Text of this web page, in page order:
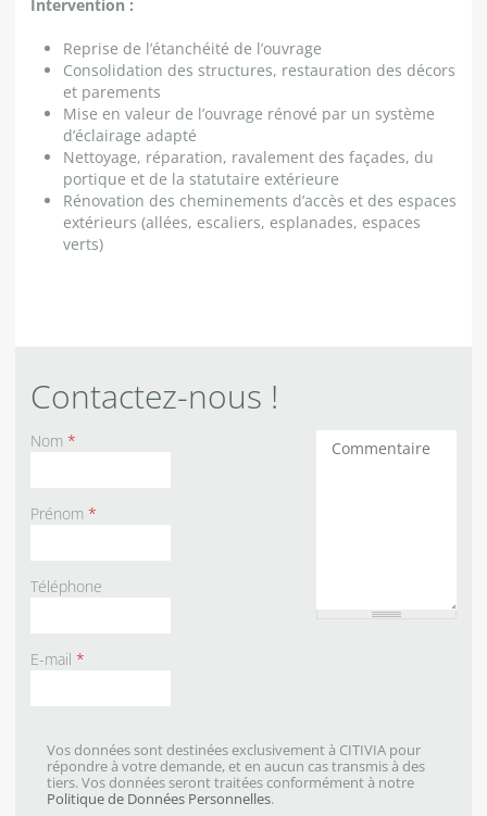
Intervention :
Reprise de l’étanchéité de l’ouvrage
Consolidation des structures, restauration des décors
et parements
Mise en valeur de l’ouvrage rénové par un système
d’éclairage adapté
Nettoyage, réparation, ravalement des façades, du
portique et de la statutaire extérieure
Rénovation des cheminements d’accès et des espaces
extérieurs (allées, escaliers, esplanades, espaces
verts)
Contactez-nous !
Nom *
Prénom *
Téléphone
E-mail *
Commentaires
Vos données sont destinées exclusivement à CITIVIA pour
répondre à votre demande, et en aucun cas transmis à des
tiers. Vos données seront traitées conformément à notre
Politique de Données Personnelles.